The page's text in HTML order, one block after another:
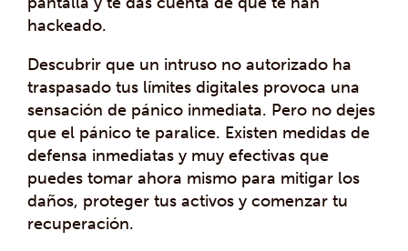
hackeado.
Descubrir que un intruso no autorizado ha
traspasado tus límites digitales provoca una
sensación de pánico inmediata. Pero no dejes
que el pánico te paralice. Existen medidas de
defensa inmediatas y muy efectivas que
puedes tomar ahora mismo para mitigar los
daños, proteger tus activos y comenzar tu
recuperación.